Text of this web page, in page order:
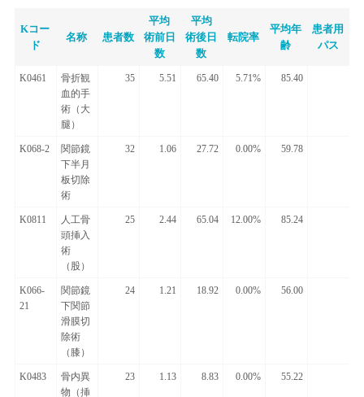
Kコー
ド
名称 患者数
平均
術前日
数
平均
術後日
数
転院率
平均年
齢
患者用
パス
K0461
骨折観
血的手
術（大
腿）
35 5.51 65.40 5.71% 85.40
K068-2
関節鏡
下半月
板切除
術
32 1.06 27.72 0.00% 59.78
K0811
人工骨
頭挿入
術
（股）
25 2.44 65.04 12.00% 85.24
K066-
21
関節鏡
下関節
滑膜切
除術
（膝）
24 1.21 18.92 0.00% 56.00
K0483
骨内異
物（挿
23 1.13 8.83 0.00% 55.22